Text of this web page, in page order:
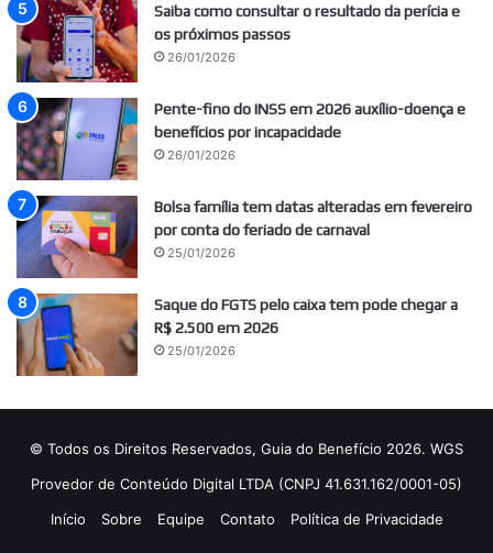
Saiba como consultar o resultado da perícia e
os próximos passos
26/01/2026
Pente-fino do INSS em 2026 auxílio-doença e
benefícios por incapacidade
26/01/2026
Bolsa família tem datas alteradas em fevereiro
por conta do feriado de carnaval
25/01/2026
Saque do FGTS pelo caixa tem pode chegar a
R$ 2.500 em 2026
25/01/2026
© Todos os Direitos Reservados, Guia do Benefício 2026. WGS
Provedor de Conteúdo Digital LTDA (CNPJ 41.631.162/0001-05)
Início
Sobre Equipe Contato Política de Privacidade